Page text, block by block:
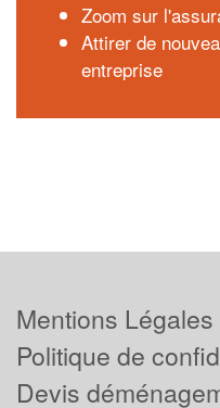
Zoom sur
Attirer de
entreprise
Mentions Légales
Politique de
Devis